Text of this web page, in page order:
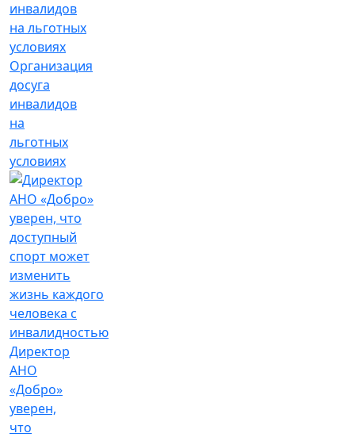
Организация
досуга
инвалидов
на
льготных
условиях
Директор
АНО
«Добро»
уверен,
что